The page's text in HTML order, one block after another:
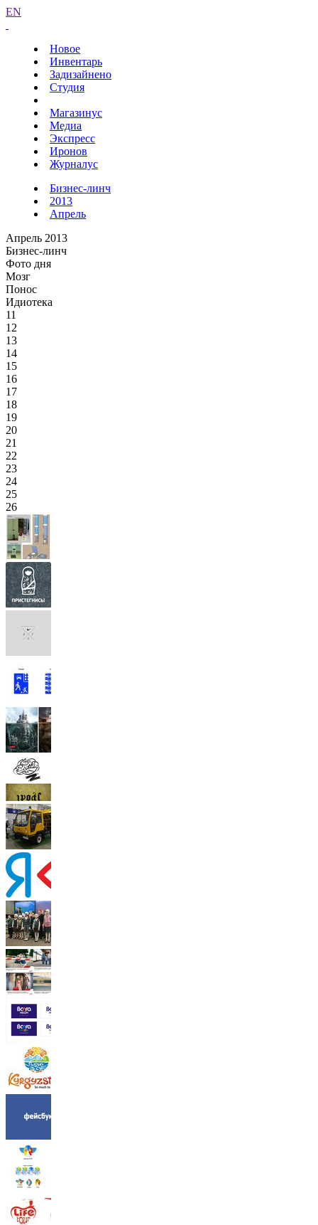
EN
Новое
Инвентарь
Задизайнено
Студия
Магазинус
Медиа
Экспресс
Иронов
Журналус
Бизнес-линч
2013
Апрель
Апрель 2013
Бизнес-линч
Фото дня
Мозг
Понос
Идиотека
11
12
13
14
15
16
17
18
19
20
21
22
23
24
25
26